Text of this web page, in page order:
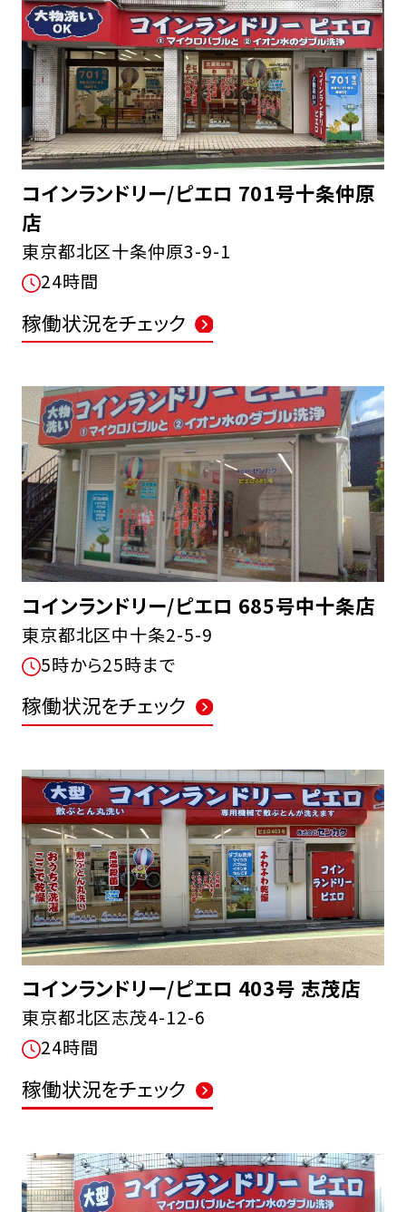
コインランドリー/ピエロ 701号十条仲原
店
東京都北区十条仲原3-9-1
24時間
稼働状況をチェック
コインランドリー/ピエロ 685号中十条店
東京都北区中十条2-5-9
5時から25時まで
稼働状況をチェック
コインランドリー/ピエロ 403号 志茂店
東京都北区志茂4-12-6
24時間
稼働状況をチェック